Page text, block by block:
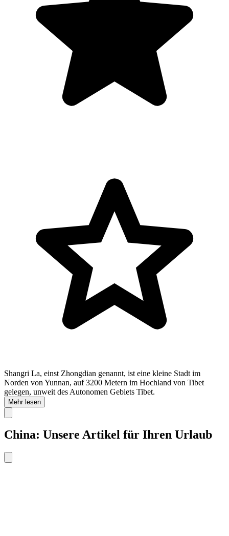
Shangri La, einst Zhongdian genannt, ist eine kleine Stadt im
Norden von Yunnan, auf 3200 Metern im Hochland von Tibet
gelegen, unweit des Autonomen Gebiets Tibet.
Mehr lesen
China: Unsere Artikel für Ihren Urlaub